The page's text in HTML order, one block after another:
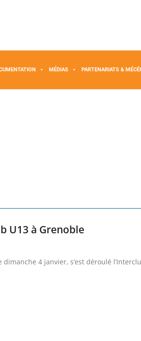
MÉDIAS PARTENARIATS &
U13 à Grenoble
dimanche 4 janvier, s’est déroulé